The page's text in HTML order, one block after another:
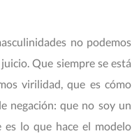
no podemos
Que siempre se está
virilidad, que es cómo
negación: que no soy un
lo que hace el modelo